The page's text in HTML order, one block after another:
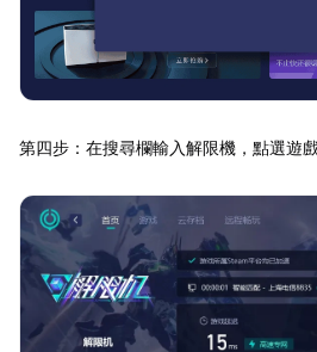
第四步：在搜尋欄輸入解限機，點選遊